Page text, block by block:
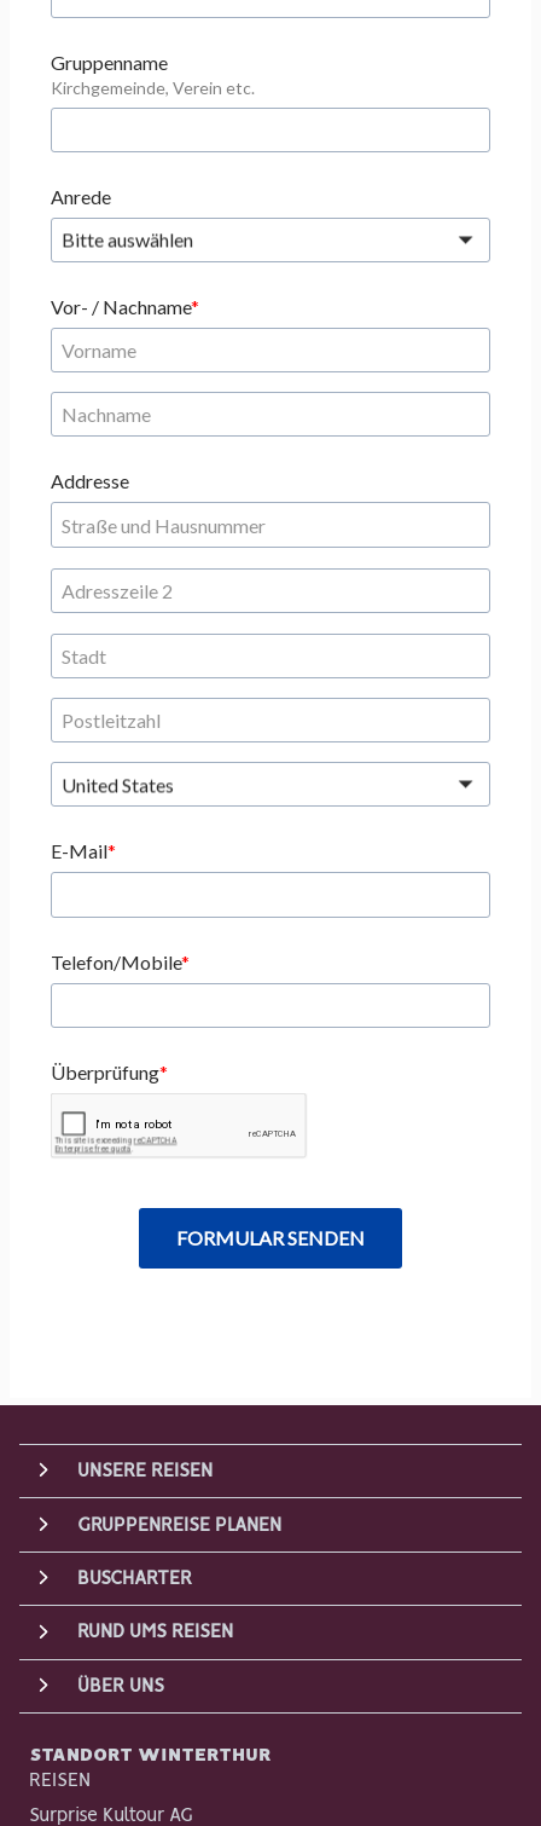
UNSERE REISEN
GRUPPENREISE PLANEN
BUSCHARTER
RUND UMS REISEN
ÜBER UNS
STANDORT WINTERTHUR
REISEN
Surprise Kultour AG